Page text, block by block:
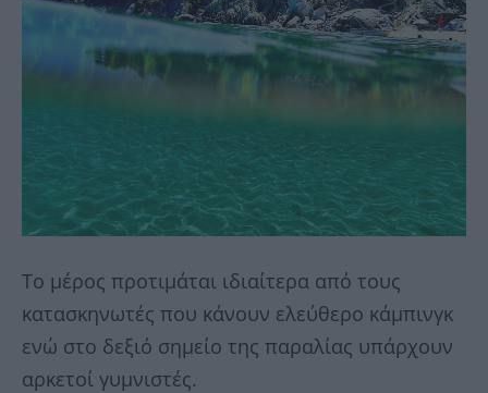
Το μέρος προτιμάται ιδιαίτερα από τους
κατασκηνωτές που κάνουν ελεύθερο κάμπινγκ
ενώ στο δεξιό σημείο της παραλίας υπάρχουν
αρκετοί γυμνιστές.